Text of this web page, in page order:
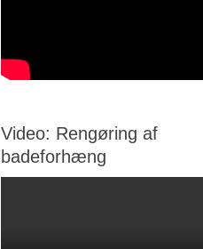
Video: Rengøring af
badeforhæng